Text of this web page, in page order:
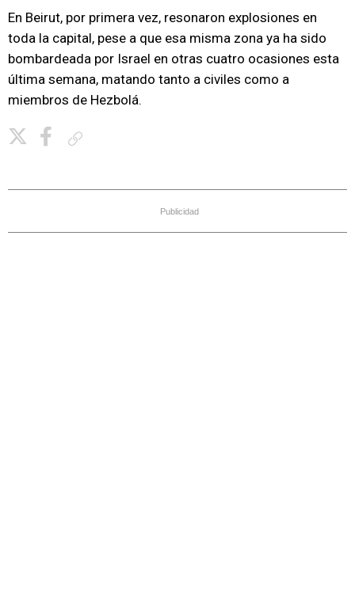
En Beirut, por primera vez, resonaron explosiones en
toda la capital, pese a que esa misma zona ya ha sido
bombardeada por Israel en otras cuatro ocasiones esta
última semana, matando tanto a civiles como a
miembros de Hezbolá.
Publicidad